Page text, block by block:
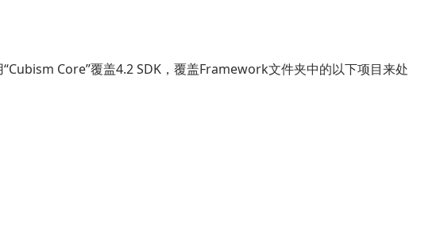
Core”覆盖4.2 SDK，覆盖Framework文件夹中的以下项目来处